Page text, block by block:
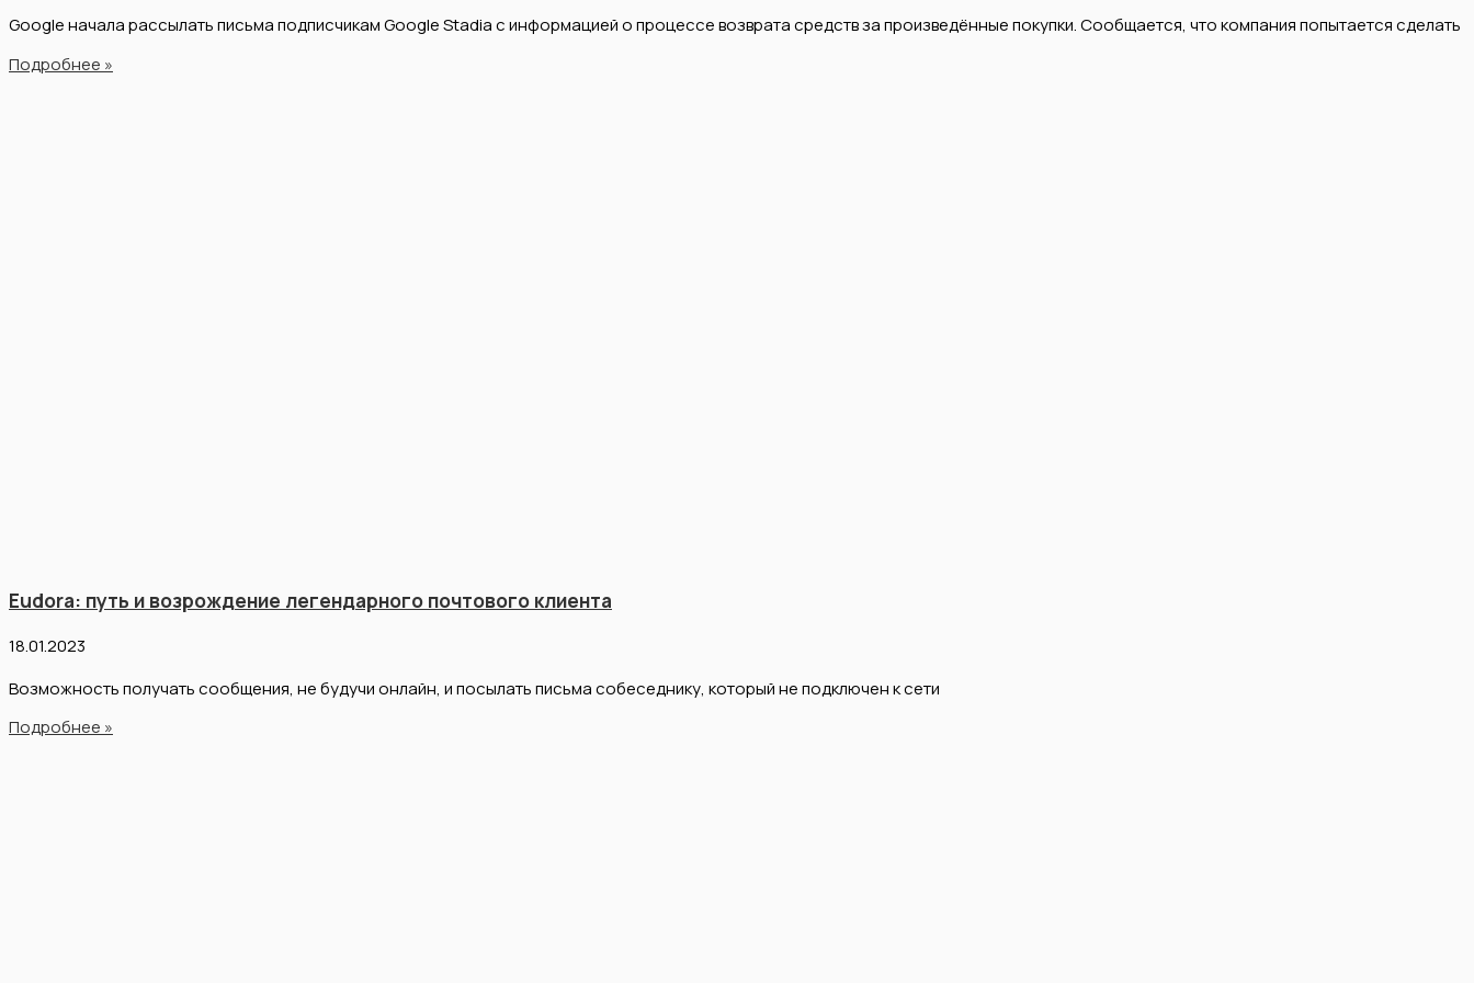
Google начала рассылать письма подписчикам Google Stadia с информацией о процессе возврата средств за произведённые покупки. Сообщается, что компания попытается сделать
Подробнее »
Eudora: путь и возрождение легендарного почтового клиента
18.01.2023
Возможность получать сообщения, не будучи онлайн, и посылать письма собеседнику, который не подключен к сети
Подробнее »